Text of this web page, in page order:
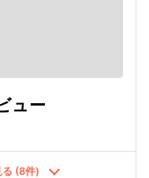
ュー
る (8件)